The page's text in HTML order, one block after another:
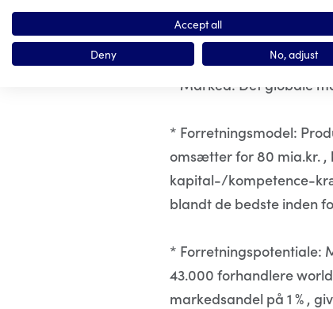
inden for holdbarhed/
miljø/klima og tid-/løn-/
* Marked: Det globale
* Forretningsmodel:
omsætter for 80 mia.kr. ,
kapital-/kompetence-
blandt de bedste inden
* Forretningspotentiale:
43.000 forhandlere world
markedsandel på 1 % ,
Accept all
Deny
No, adjust